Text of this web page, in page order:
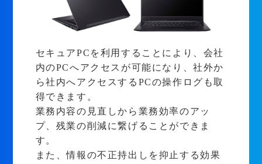
セキュアPCを利用することにより、会社
内のPCへアクセスが可能になり、社外か
ら社内へアクセスするPCの操作ログも取
得できます。
業務内容の見直しから業務効率のアッ
プ、残業の削減に繋げることができま
す。
また、情報の不正持出しを抑止する効果